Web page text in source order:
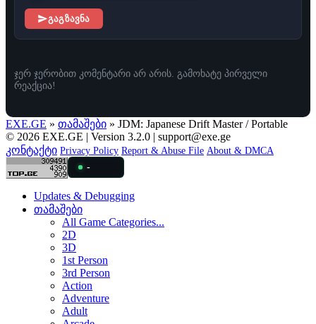
გაგზავნა
ჯერ ჯერობით კომენტარი არ არის. გამოხატე პირველი
რეაქცია!
EXE.GE » თამაშები » JDM: Japanese Drift Master / Portable
© 2026 EXE.GE | Version 3.2.0 | support@exe.ge
კონტაქტი Privacy Policy Report & Abuse File About & DMCA
-
Updates & Debugging
თამაშები
All Game Categories...
2D
3D
1st Person
3rd Person
Action
Adventure
Adult